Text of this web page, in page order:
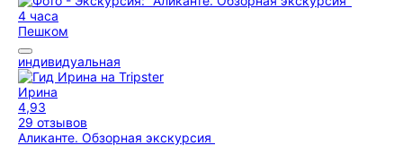
4 часа
Пешком
индивидуальная
Ирина
4,93
29 отзывов
Аликанте. Обзорная экскурсия